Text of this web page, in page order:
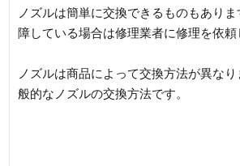
ノズルは簡単に交換できるものもあり
障している場合は修理業者に修理を依頼
ノズルは商品によって交換方法が異な
般的なノズルの交換方法です。